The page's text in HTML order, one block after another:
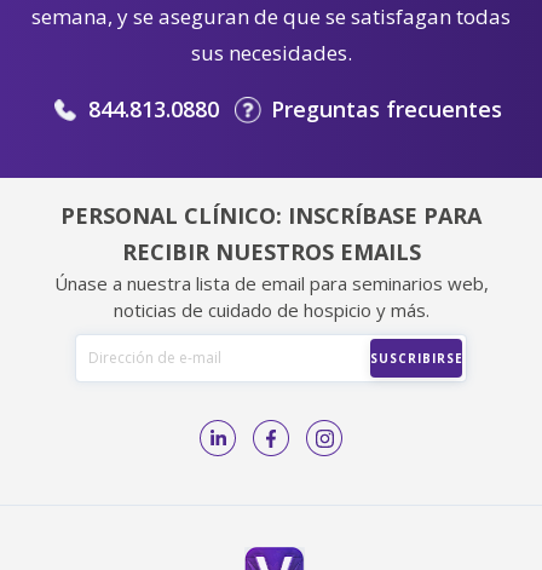
semana, y se aseguran de que se satisfagan todas
sus necesidades.
844.813.0880 Preguntas frecuentes
PERSONAL CLÍNICO: INSCRÍBASE PARA
RECIBIR NUESTROS EMAILS
Únase a nuestra lista de email para seminarios web,
noticias de cuidado de hospicio y más.